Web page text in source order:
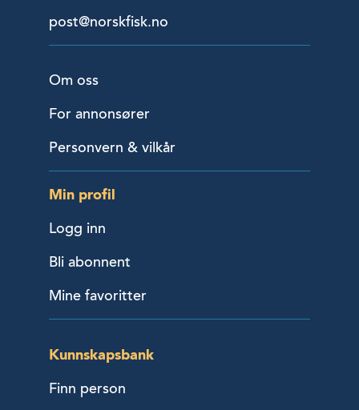
post@norskfisk.no
Om oss
For annonsører
Personvern & vilkår
Min profil
Logg inn
Bli abonnent
Mine favoritter
Kunnskapsbank
Finn person